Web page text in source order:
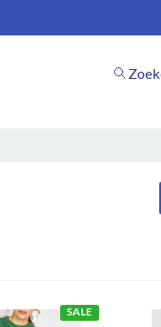
Uw
SALE